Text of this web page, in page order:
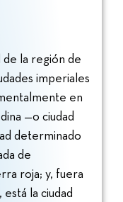
de la región de
imperiales
en
—o ciudad
determinado
de
roja; y, fuera
la ciudad